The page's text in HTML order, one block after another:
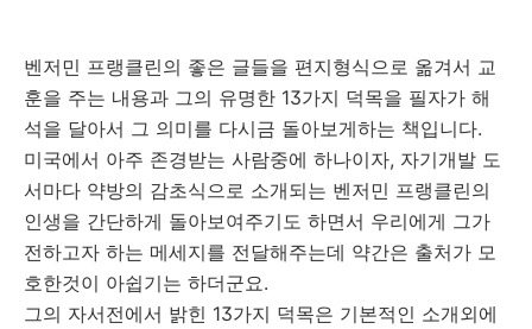
벤저민 프랭클린의 좋은 글들을 편지형식으로 옮겨서 교
훈을 주는 내용과 그의 유명한 13가지 덕목을 필자가 해
석을 달아서 그 의미를 다시금 돌아보게하는 책입니다.
미국에서 아주 존경받는 사람중에 하나이자, 자기개발 도
서마다 약방의 감초식으로 소개되는 벤저민 프랭클린의
인생을 간단하게 돌아보여주기도 하면서 우리에게 그가
전하고자 하는 메세지를 전달해주는데 약간은 출처가 모
호한것이 아쉽기는 하더군요.
그의 자서전에서 밝힌 13가지 덕목은 기본적인 소개외에